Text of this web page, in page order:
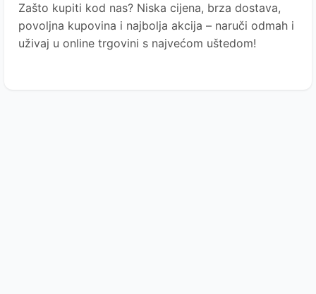
Zašto kupiti kod nas? Niska cijena, brza dostava,
povoljna kupovina i najbolja akcija – naruči odmah i
uživaj u online trgovini s najvećom uštedom!